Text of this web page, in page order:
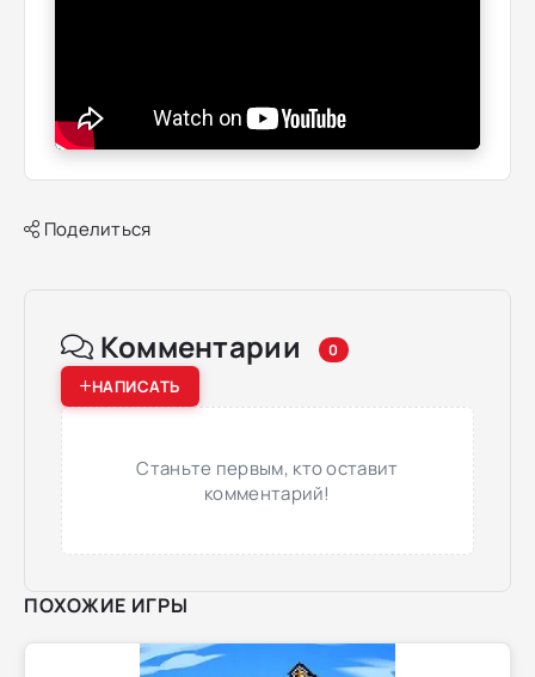
Поделиться
Комментарии 0
НАПИСАТЬ
Станьте первым, кто оставит
комментарий!
ПОХОЖИЕ ИГРЫ